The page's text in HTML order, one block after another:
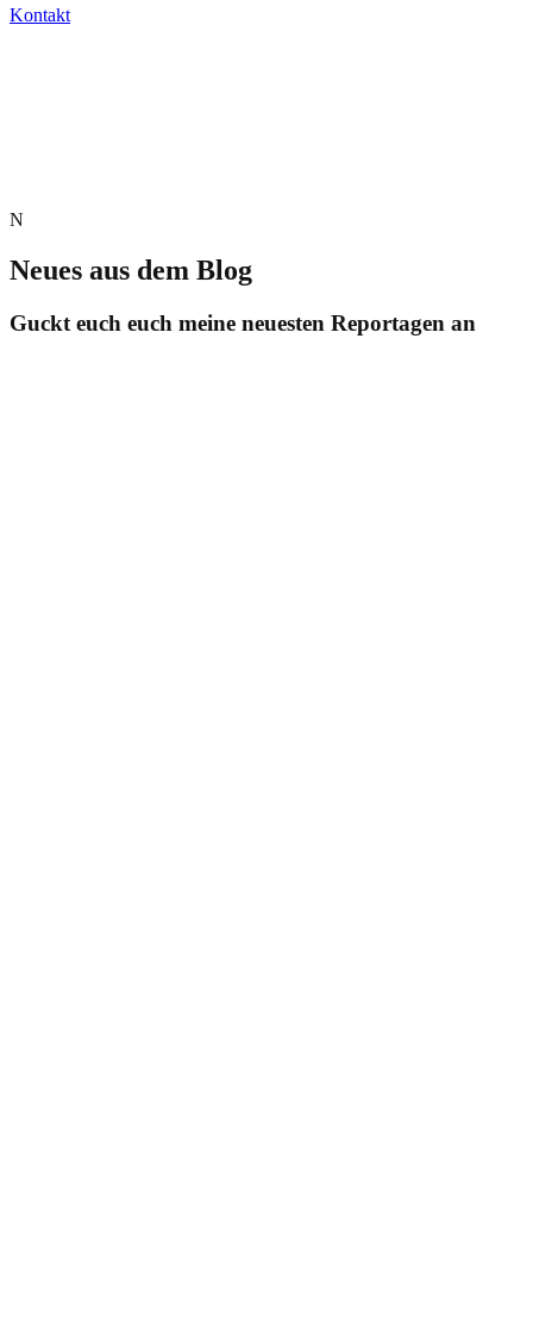
Kontakt
N
Neues aus dem Blog
Guckt euch euch meine neuesten Reportagen an